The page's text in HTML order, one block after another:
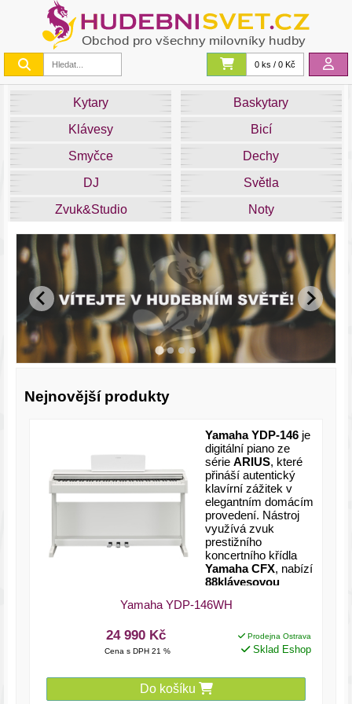
0 ks / 0 Kč
Kytary
Baskytary
Klávesy
Bicí
Smyčce
Dechy
DJ
Světla
Zvuk&Studio
Noty
Nejnovější produkty
Yamaha YDP-146 je
digitální piano ze
série ARIUS, které
přináší autentický
klavírní zážitek v
elegantním domácím
provedení. Nástroj
využívá zvuk
prestižního
koncertního křídla
Yamaha CFX, nabízí
88klávesovou
(Graded Hammer
odstupňovanou
mechanikou a
hlasů. Díky tomu
poskytuje přirozenou
Yamaha YDP-146WH
24 990 Kč
Cena s DPH 21 %
Prodejna Ostrava
Sklad Eshop
Do košíku